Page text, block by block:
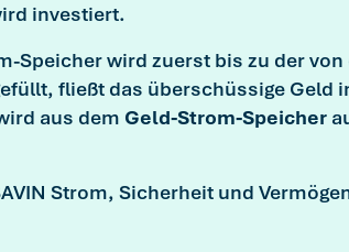
investiert.
Speicher wird zuerst bis zu der
fließt das überschüssige Geld
aus dem Geld-Strom-Speicher
Strom, Sicherheit und